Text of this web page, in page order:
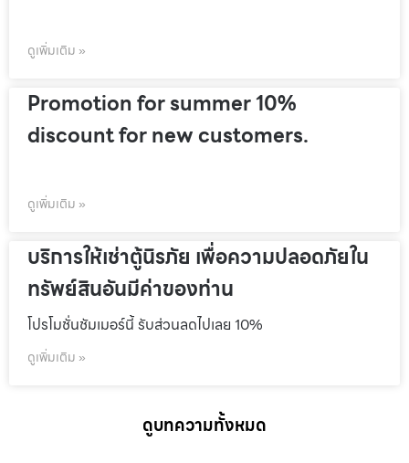
ดูเพิ่มเติม »
Promotion for summer 10%
discount for new customers.
ดูเพิ่มเติม »
บริการให้เช่าตู้นิรภัย เพื่อความปลอดภัยใน
ทรัพย์สินอันมีค่าของท่าน
โปรโมชั่นชัมเมอร์นี้ รับส่วนลดไปเลย 10%
ดูเพิ่มเติม »
ดูบทความทั้งหมด